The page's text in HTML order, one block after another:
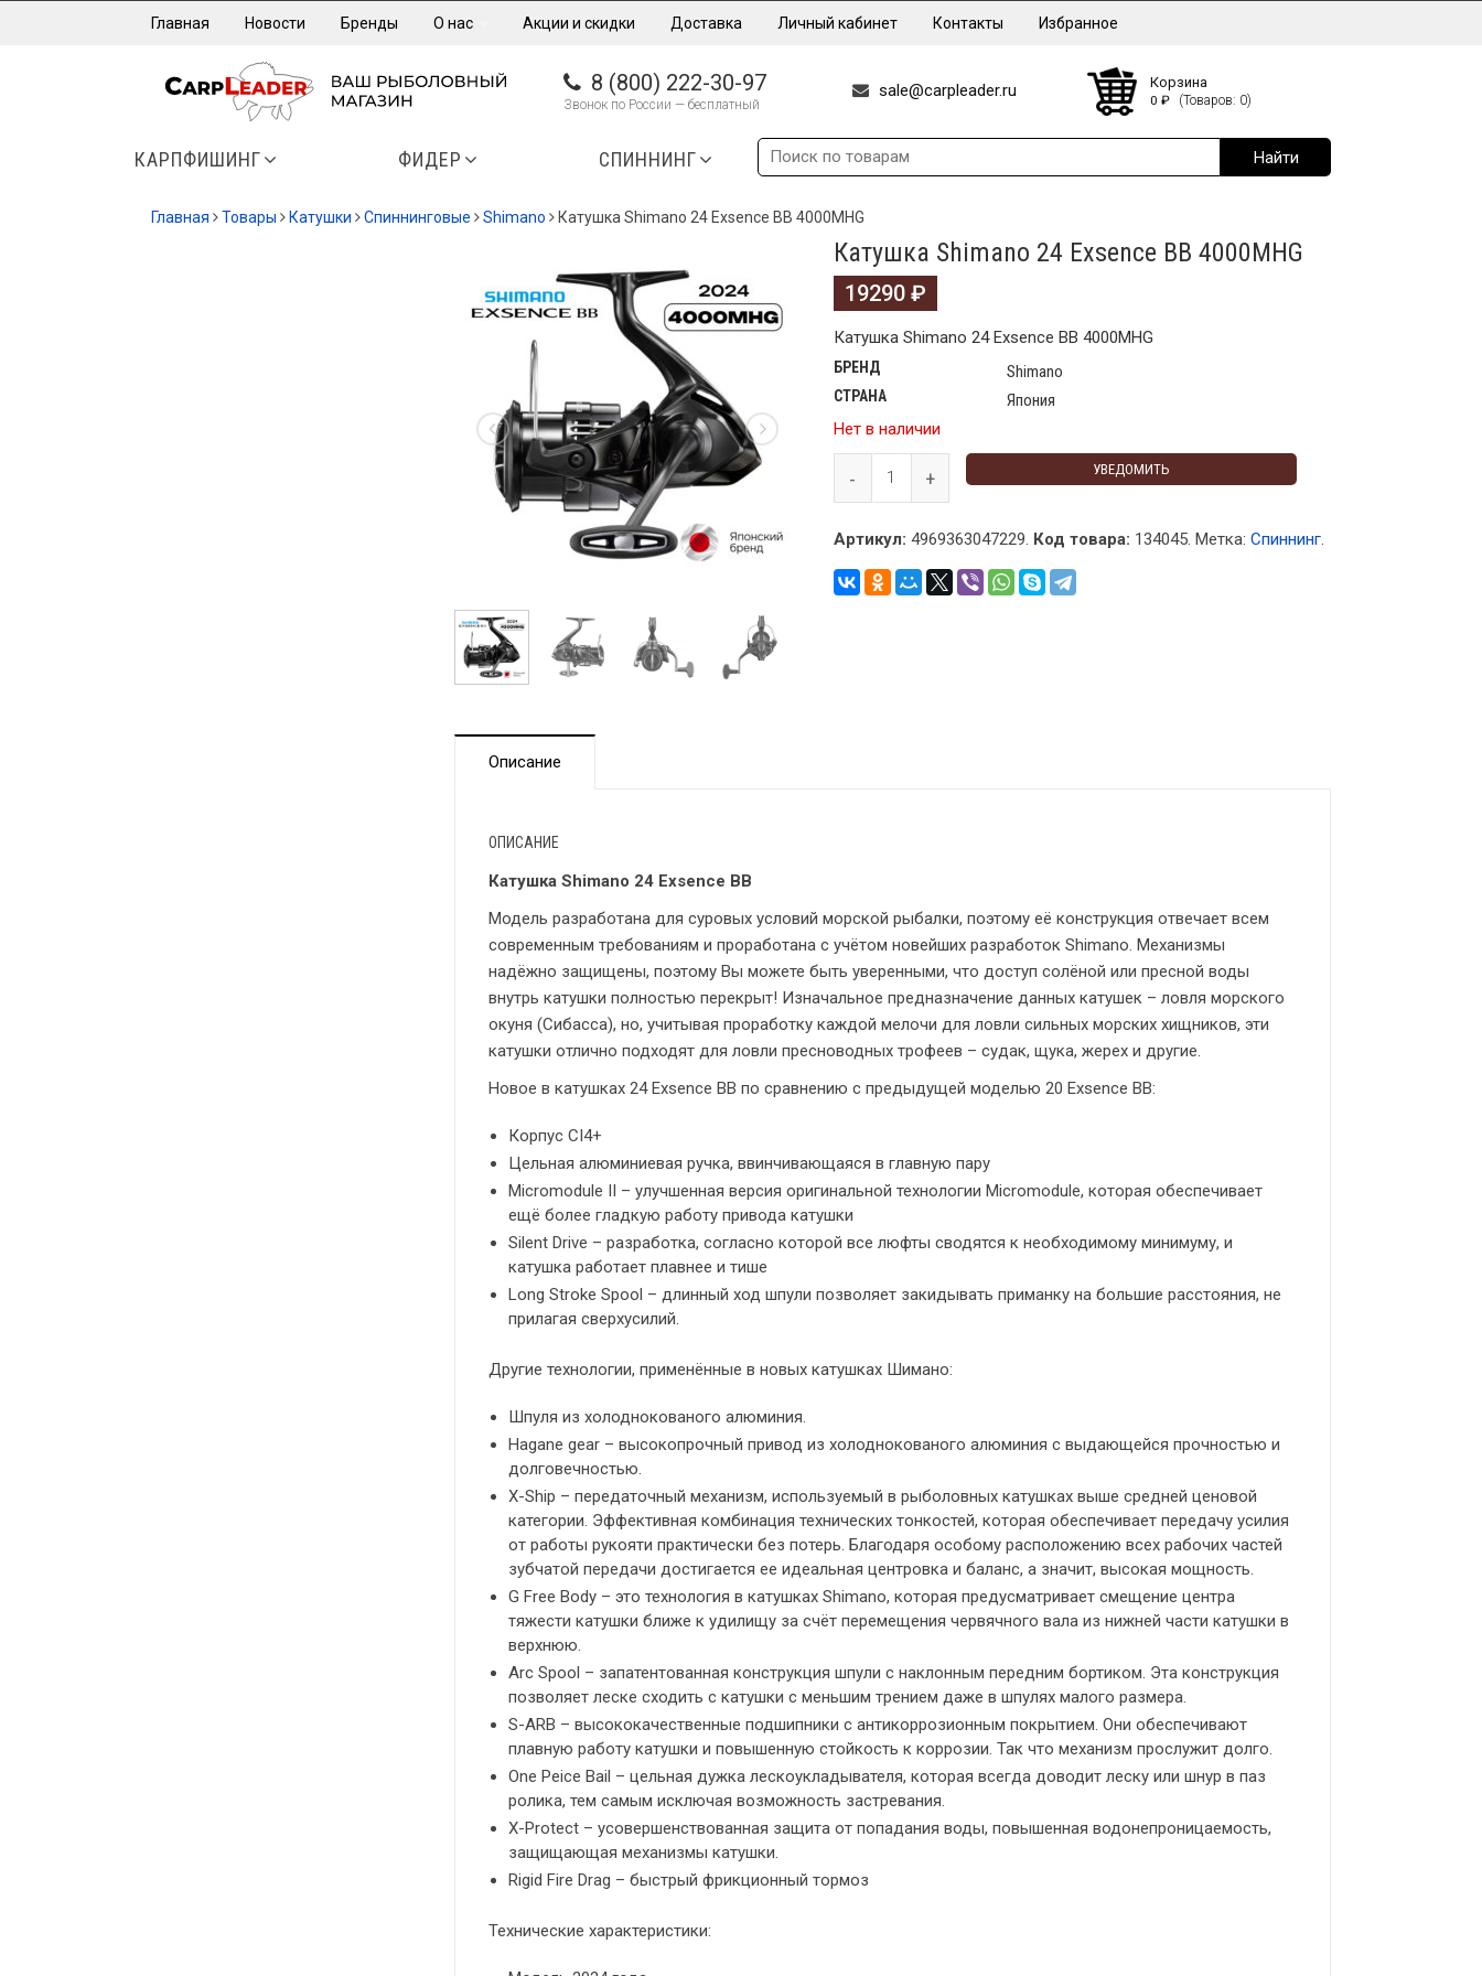
Главная Новости Бренды О нас Акции и скидки Доставка Личный кабинет Контакты Избранное
8 (800) 222-30-97
Звонок по России — бесплатный
sale@carpleader.ru Корзина
0 ₽ (Товаров: 0)
КАРПФИШИНГ ФИДЕР СПИННИНГ
Главная Товары Катушки Спиннинговые Shimano Катушка Shimano 24 Exsence BB 4000MHG
Катушка Shimano 24 Exsence BB 4000MHG
19290 ₽
Катушка Shimano 24 Exsence BB 4000MHG
БРЕНД Shimano
СТРАНА
Япония
Нет в наличии
УВЕДОМИТЬ
Артикул: 4969363047229. Код товара: 134045. Метка: Спиннинг.
Описание
ОПИСАНИЕ
Катушка Shimano 24 Exsence BB
Модель разработана для суровых условий морской рыбалки, поэтому её конструкция отвечает всем
современным требованиям и проработана с учётом новейших разработок Shimano. Механизмы
надёжно защищены, поэтому Вы можете быть уверенными, что доступ солёной или пресной воды
внутрь катушки полностью перекрыт! Изначальное предназначение данных катушек – ловля морского
окуня (Сибасса), но, учитывая проработку каждой мелочи для ловли сильных морских хищников, эти
катушки отлично подходят для ловли пресноводных трофеев – судак, щука, жерех и другие.
Новое в катушках 24 Exsence BB по сравнению с предыдущей моделью 20 Exsence BB:
Корпус CI4+
Цельная алюминиевая ручка, ввинчивающаяся в главную пару
Micromodule II – улучшенная версия оригинальной технологии Micromodule, которая обеспечивает
ещё более гладкую работу привода катушки
Silent Drive – разработка, согласно которой все люфты сводятся к необходимому минимуму, и
катушка работает плавнее и тише
Long Stroke Spool – длинный ход шпули позволяет закидывать приманку на большие расстояния, не
прилагая сверхусилий.
Другие технологии, применённые в новых катушках Шимано:
Шпуля из холоднокованого алюминия.
Hagane gear – высокопрочный привод из холоднокованого алюминия с выдающейся прочностью и
долговечностью.
X-Ship – передаточный механизм, используемый в рыболовных катушках выше средней ценовой
категории. Эффективная комбинация технических тонкостей, которая обеспечивает передачу усилия
от работы рукояти практически без потерь. Благодаря особому расположению всех рабочих частей
зубчатой передачи достигается ее идеальная центровка и баланс, а значит, высокая мощность.
G Free Body – это технология в катушках Shimano, которая предусматривает смещение центра
тяжести катушки ближе к удилищу за счёт перемещения червячного вала из нижней части катушки в
верхнюю.
Arc Spool – запатентованная конструкция шпули с наклонным передним бортиком. Эта конструкция
позволяет леске сходить с катушки с меньшим трением даже в шпулях малого размера.
S-ARB – высококачественные подшипники с антикоррозионным покрытием. Они обеспечивают
плавную работу катушки и повышенную стойкость к коррозии. Так что механизм прослужит долго.
Оne Peice Bail – цельная дужка лескоукладывателя, которая всегда доводит леску или шнур в паз
ролика, тем самым исключая возможность застревания.
X-Protect – усовершенствованная защита от попадания воды, повышенная водонепроницаемость,
защищающая механизмы катушки.
Rigid Fire Drag – быстрый фрикционный тормоз
Технические характеристики: